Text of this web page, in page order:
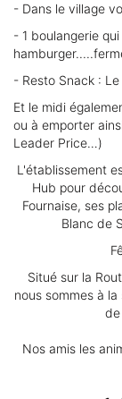
- Dans le village
- 1 boulangerie
- Resto Snack :
Et le midi
ou à emporter
Leader Price…)
L'établissement
Hub pour
Fournaise, ses
Blanc de
Situé sur la
nous sommes à
Nos amis les